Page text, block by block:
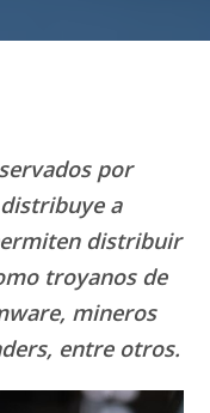
por
a
distribuir
troyanos de
mineros
entre otros.